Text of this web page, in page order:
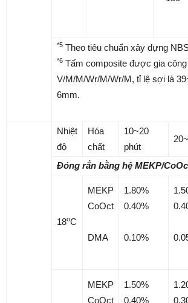
*5 Theo tiêu chuẩn xây dựng
*6 Tấm composite được gia
V/M/M/Wr/M/Wr/M, tỉ lệ sợi là
6mm.
Nhiệt
độ
Hóa
chất
10~20
phút
Đóng rắn bằng hệ MEKP/
18oC
MEKP
CoOct
DMA
1.80%
0.40%
0.10%
MEKP
CoOct
1.50%
0.40%